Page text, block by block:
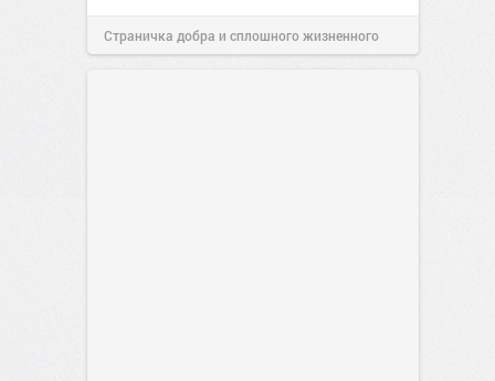
Страничка добра и сплошного жизненного